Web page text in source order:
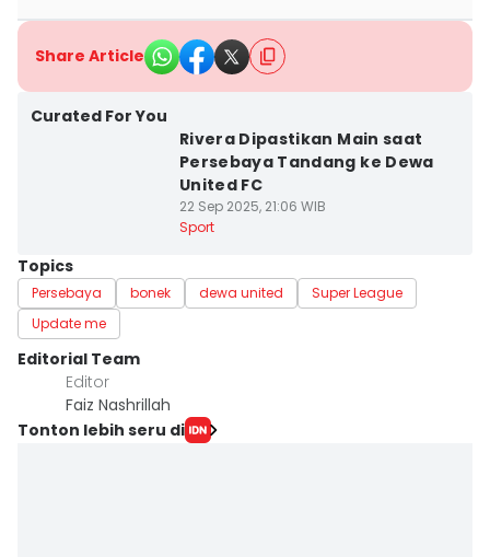
Share Article
Curated For You
Rivera Dipastikan Main saat
Persebaya Tandang ke Dewa
United FC
22 Sep 2025, 21:06 WIB
Sport
Topics
Persebaya bonek dewa united
Super League
Update me
Editorial Team
Editor
Faiz Nashrillah
Tonton lebih seru di